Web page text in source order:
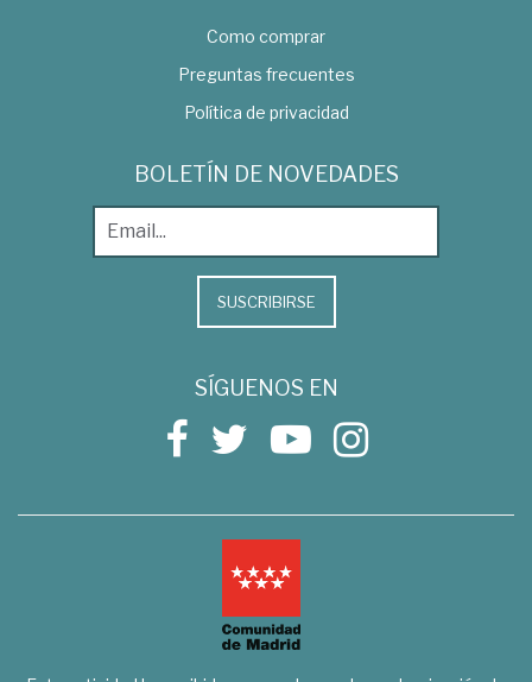
Como comprar
Preguntas frecuentes
Política de privacidad
BOLETÍN DE NOVEDADES
SUSCRIBIRSE
SÍGUENOS EN